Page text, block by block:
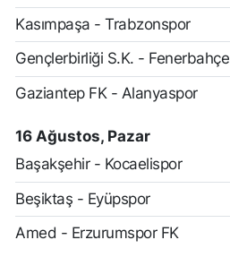
Kasımpaşa - Trabzonspor
Gençlerbirliği S.K. - Fenerbahçe
Gaziantep FK - Alanyaspor
16 Ağustos, Pazar
Başakşehir - Kocaelispor
Beşiktaş - Eyüpspor
Amed - Erzurumspor FK